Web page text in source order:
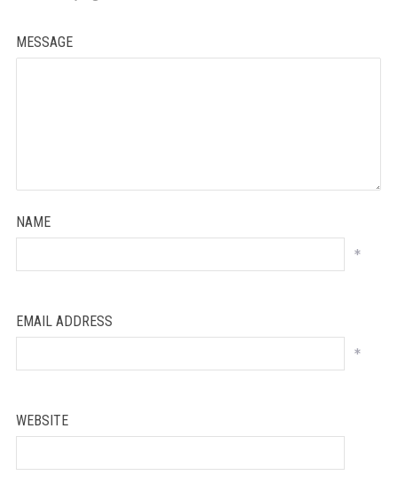
MESSAGE
NAME
*
EMAIL ADDRESS
*
WEBSITE